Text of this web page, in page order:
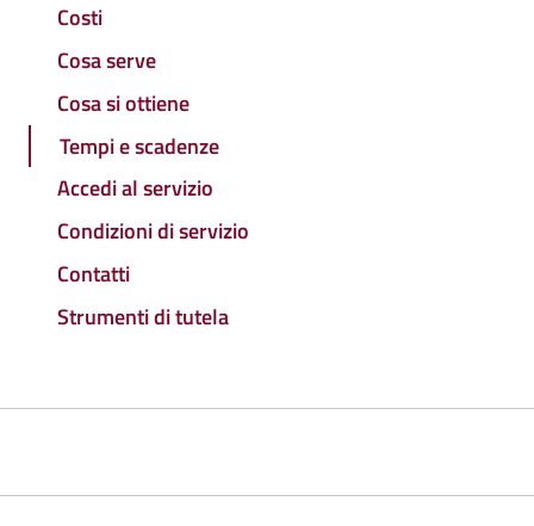
Costi
Cosa serve
Cosa si ottiene
Tempi e scadenze
Accedi al servizio
Condizioni di servizio
Contatti
Strumenti di tutela